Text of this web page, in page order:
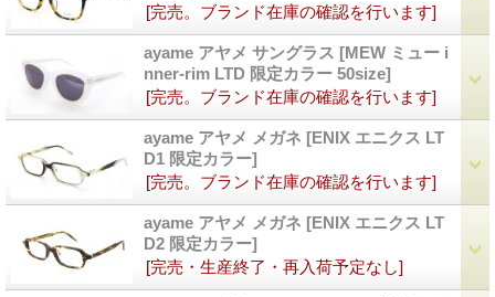
[完売。ブランド在庫の確認を行います]
ayame アヤメ サングラス [MEW ミュー i
nner-rim LTD 限定カラー 50size]
[完売。ブランド在庫の確認を行います]
ayame アヤメ メガネ [ENIX エニクス LT
D1 限定カラー]
[完売。ブランド在庫の確認を行います]
ayame アヤメ メガネ [ENIX エニクス LT
D2 限定カラー]
[完売・生産終了・再入荷予定なし]